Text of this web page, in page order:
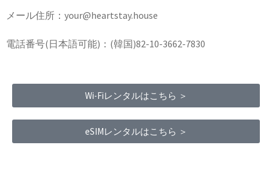
メール住所：your@heartstay.house
電話番号(日本語可能)：(韓国)82-10-3662-7830
Wi-Fiレンタルはこちら ＞
eSIMレンタルはこちら ＞